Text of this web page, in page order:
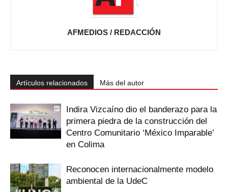
AFMEDIOS / REDACCIÓN
Artículos relacionados Más del autor
Indira Vizcaíno dio el banderazo para la
primera piedra de la construcción del
Centro Comunitario ‘México Imparable’
en Colima
Reconocen internacionalmente modelo
ambiental de la UdeC